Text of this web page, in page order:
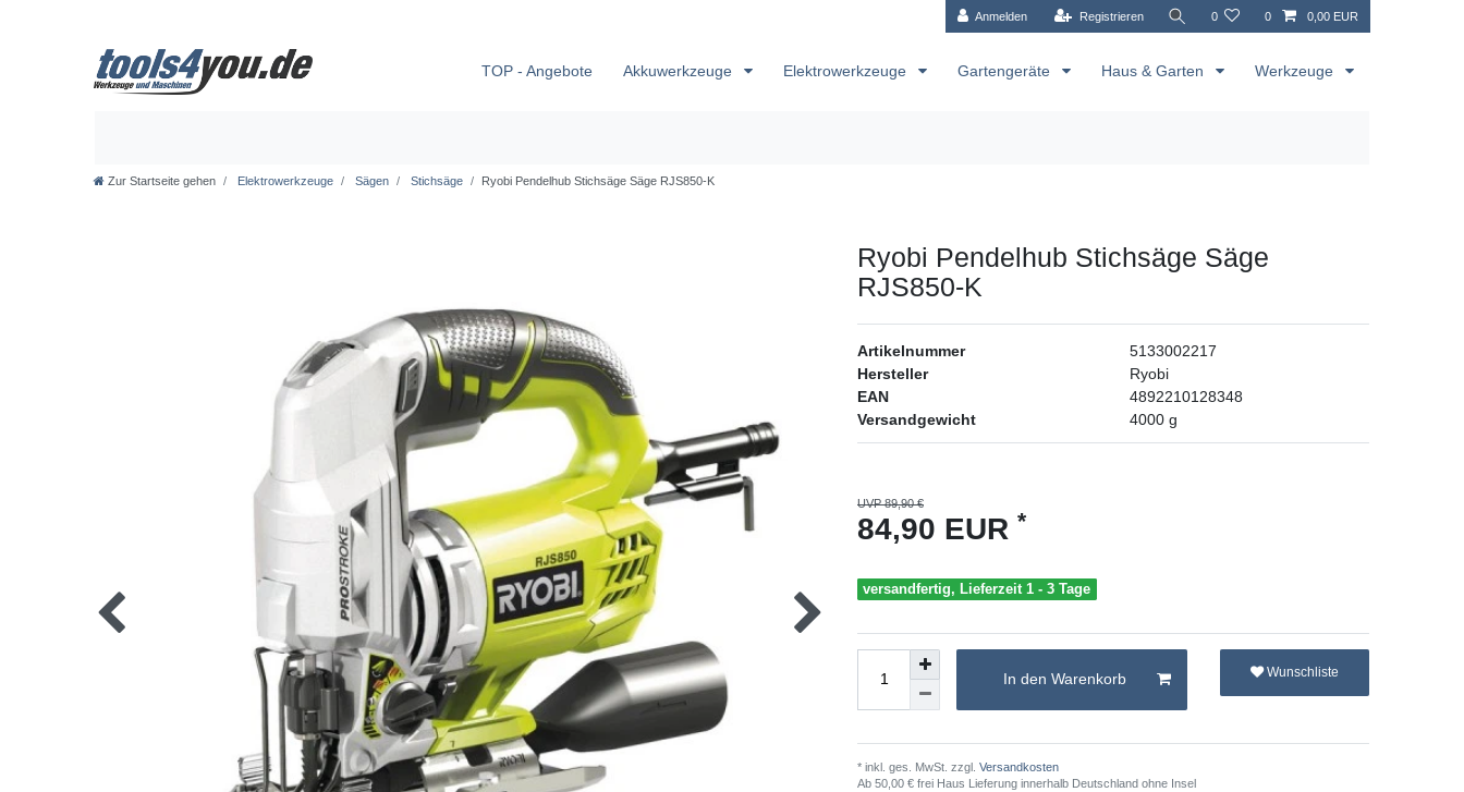
Anmelden Registrieren 0 0 0,00 EUR
TOP - Angebote Akkuwerkzeuge Elektrowerkzeuge Gartengeräte Haus & Garten Werkzeuge
Zur Startseite gehen Elektrowerkzeuge Sägen Stichsäge Ryobi Pendelhub Stichsäge Säge RJS850-K
Ryobi Pendelhub Stichsäge Säge
RJS850-K
Artikelnummer
5133002217
Hersteller
Ryobi
EAN
4892210128348
Versandgewicht
4000 g
UVP 89,90 €
84,90 EUR *
versandfertig, Lieferzeit 1 - 3 Tage
In den Warenkorb Wunschliste
* inkl. ges. MwSt. zzgl. Versandkosten
Ab 50,00 € frei Haus Lieferung innerhalb Deutschland ohne Insel